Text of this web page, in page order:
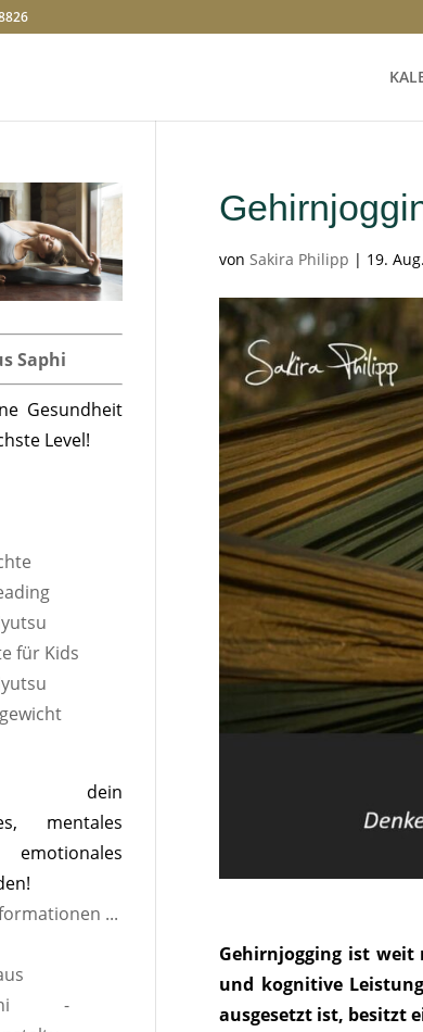
von Sakira Philipp | 19.
Gehirnjogging ist weit
und kognitive
ausgesetzt ist, besitzt
Saphi
Gesundheit
Level!
für Kids
dein
mentales
...